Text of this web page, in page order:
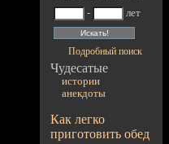
-
лет
Подробный поиск
Чудесатые
истории
анекдоты
Как легко
приготовить обед